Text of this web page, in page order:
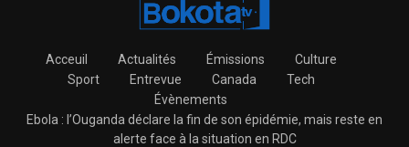
Acceuil Actualités Émissions
Culture
Sport
Entrevue Canada
Tech
Évènements
Ebola : l’Ouganda déclare la fin de son épidémie, mais reste en
alerte face à la situation en RDC